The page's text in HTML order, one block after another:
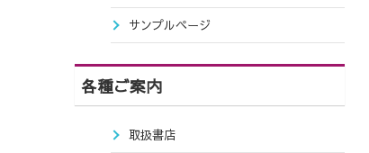
サンプルページ
各種ご案内
取扱書店